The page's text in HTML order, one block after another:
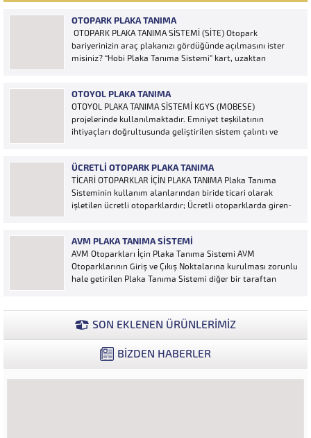
OTOPARK PLAKA TANIMA
OTOPARK PLAKA TANIMA SİSTEMİ (SİTE) Otopark
bariyerinizin araç plakanızı gördüğünde açılmasını ister
misiniz? “Hobi Plaka Tanıma Sistemi” kart, uzaktan
için yeterlidir… Plaka tanıma sistemi otoparklarda
sisteme...
OTOYOL PLAKA TANIMA
OTOYOL PLAKA TANIMA SİSTEMİ KGYS (MOBESE)
projelerinde kullanılmaktadır. Emniyet teşkilatının
ihtiyaçları doğrultusunda geliştirilen sistem çalıntı ve
araçların Plakalarının tanımlanmasına yönelik geliştirilen
bir yazılımdır. Sistem karayolları şeritlerine yerleştirilen
kameralar sayesinde alınan...
ÜCRETLI OTOPARK PLAKA TANIMA
TİCARİ OTOPARKLAR İÇİN PLAKA TANIMA Plaka Tanıma
Sisteminin kullanım alanlarından biride ticari olarak
işletilen ücretli otoparklardır; Ücretli otoparklarda giren-
Ücretin otopark girişinde araç tipine göre peşin alınması
ya...
AVM PLAKA TANIMA SISTEMI
AVM Otoparkları İçin Plaka Tanıma Sistemi AVM
Otoparklarının Giriş ve Çıkış Noktalarına kurulması zorunlu
hale getirilen Plaka Tanıma Sistemi diğer bir taraftan
verilerle müşteri yoğunluk analizlerini çok ayrıntılı...
SON EKLENEN ÜRÜNLERİMİZ
BİZDEN HABERLER